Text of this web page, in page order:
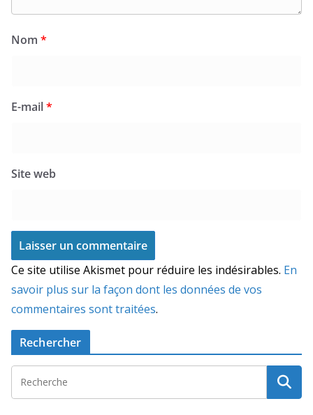
Nom *
E-mail*
Site web
Ce site utilise Akismet pour réduire les indésirables. En
savoir plus sur la façon dont les données de vos
commentaires sont traitées.
Rechercher